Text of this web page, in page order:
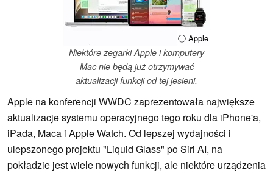
ⓘ Apple
Niektóre zegarki Apple i komputery
Mac nie będą już otrzymywać
aktualizacji funkcji od tej jesieni.
Apple na konferencji WWDC zaprezentowała największe
aktualizacje systemu operacyjnego tego roku dla iPhone'a,
iPada, Maca i Apple Watch. Od lepszej wydajności i
ulepszonego projektu "Liquid Glass" po Siri AI, na
pokładzie jest wiele nowych funkcji, ale niektóre urządzenia